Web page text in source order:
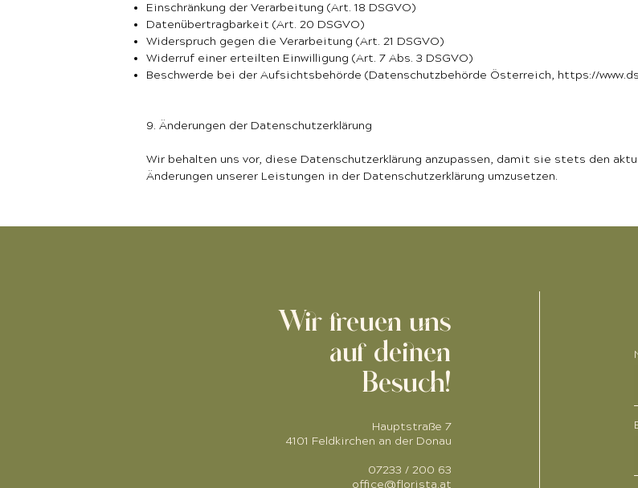
Einschränkung der Verarbeitung (Art. 18 DSGVO)
Datenübertragbarkeit (Art. 20 DSGVO)
Widerspruch gegen die Verarbeitung (Art. 21 DSGVO)
Widerruf einer erteilten Einwilligung (Art. 7 Abs. 3 DSGVO)
Beschwerde bei der Aufsichtsbehörde (Datenschutzbehörde Österreich, https://
9. Änderungen der Datenschutzerklärung
Wir behalten uns vor, diese Datenschutzerklärung anzupassen, damit sie stets den
Änderungen unserer Leistungen in der Datenschutzerklärung umzusetzen.
Wir freuen uns
auf deinen
Besuch!
Hauptstraße 7
4101 Feldkirchen an der Donau
07233 / 200 63
office@florista.at